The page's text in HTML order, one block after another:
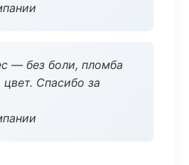
— без боли, пломба
Спасибо за